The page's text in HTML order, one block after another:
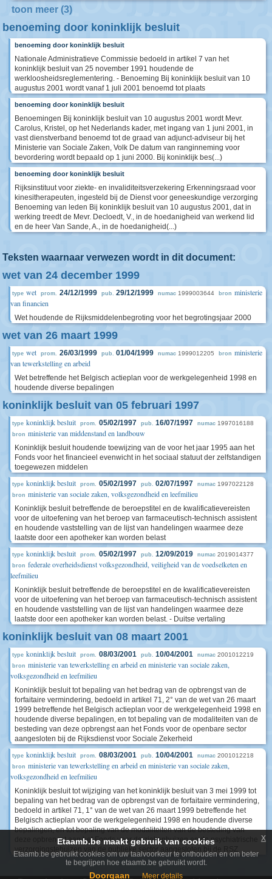
toon meer (3)
benoeming door koninklijk besluit
benoeming door koninklijk besluit
Nationale Administratieve Commissie bedoeld in artikel 7 van het
koninklijk besluit van 25 november 1991 houdende de
werkloosheidsreglementering. - Benoeming Bij koninklijk besluit van 10
augustus 2001 wordt vanaf 1 juli 2001 benoemd tot plaats
benoeming door koninklijk besluit
Benoemingen Bij koninklijk besluit van 10 augustus 2001 wordt Mevr.
Carolus, Kristel, op het Nederlands kader, met ingang van 1 juni 2001, in
vast dienstverband benoemd tot de graad van adjunct-adviseur bij het
Ministerie van Sociale Zaken, Volk De datum van ranginneming voor
bevordering wordt bepaald op 1 juni 2000. Bij koninklijk bes(...)
benoeming door koninklijk besluit
Rijksinstituut voor ziekte- en invaliditeitsverzekering Erkenningsraad voor
kinesitherapeuten, ingesteld bij de Dienst voor geneeskundige verzorging
Benoeming van leden Bij koninklijk besluit van 10 augustus 2001, dat in
werking treedt de Mevr. Decloedt, V., in de hoedanigheid van werkend lid
en de heer Van Sande, A., in de hoedanigheid(...)
Teksten waarnaar verwezen wordt in dit document:
wet van 24 december 1999
type wet prom. 24/12/1999 pub. 29/12/1999 numac 1999003644 bron ministerie
van financien
Wet houdende de Rijksmiddelenbegroting voor het begrotingsjaar 2000
wet van 26 maart 1999
type wet prom. 26/03/1999 pub. 01/04/1999 numac 1999012205 bron ministerie
van tewerkstelling en arbeid
Wet betreffende het Belgisch actieplan voor de werkgelegenheid 1998 en
houdende diverse bepalingen
koninklijk besluit van 05 februari 1997
type koninklijk besluit prom. 05/02/1997 pub. 16/07/1997 numac 1997016188
bron ministerie van middenstand en landbouw
Koninklijk besluit houdende toewijzing van de voor het jaar 1995 aan het
Fonds voor het financieel evenwicht in het sociaal statuut der zelfstandigen
toegewezen middelen
type koninklijk besluit prom. 05/02/1997 pub. 02/07/1997 numac 1997022128
bron ministerie van sociale zaken, volksgezondheid en leefmilieu
Koninklijk besluit betreffende de beroepstitel en de kwalificatievereisten
voor de uitoefening van het beroep van farmaceutisch-technisch assistent
en houdende vaststelling van de lijst van handelingen waarmee deze
laatste door een apotheker kan worden belast
type koninklijk besluit prom. 05/02/1997 pub. 12/09/2019 numac 2019014377
bron federale overheidsdienst volksgezondheid, veiligheid van de voedselketen en
leefmilieu
Koninklijk besluit betreffende de beroepstitel en de kwalificatievereisten
voor de uitoefening van het beroep van farmaceutisch-technisch assistent
en houdende vaststelling van de lijst van handelingen waarmee deze
laatste door een apotheker kan worden belast. - Duitse vertaling
koninklijk besluit van 08 maart 2001
type koninklijk besluit prom. 08/03/2001 pub. 10/04/2001 numac 2001012219
bron ministerie van tewerkstelling en arbeid en ministerie van sociale zaken,
volksgezondheid en leefmilieu
Koninklijk besluit tot bepaling van het bedrag van de opbrengst van de
forfaitaire vermindering, bedoeld in artikel 71, 2° van de wet van 26 maart
1999 betreffende het Belgisch actieplan voor de werkgelegenheid 1998 en
houdende diverse bepalingen, en tot bepaling van de modaliteiten van de
besteding van deze opbrengst aan het Fonds voor de openbare sector
aangesloten bij de Rijksdienst voor Sociale Zekerheid
type koninklijk besluit prom. 08/03/2001 pub. 10/04/2001 numac 2001012218
bron ministerie van tewerkstelling en arbeid en ministerie van sociale zaken,
volksgezondheid en leefmilieu
Koninklijk besluit tot wijziging van het koninklijk besluit van 3 mei 1999 tot
bepaling van het bedrag van de opbrengst van de forfaitaire vermindering,
bedoeld in artikel 71, 1° van de wet van 26 maart 1999 betreffende het
Belgisch actieplan voor de werkgelegenheid 1998 en houdende diverse
bepalingen, en tot bepaling van de modaliteiten van de besteding van
deze opbrengst aan het Fonds voor de ziekenhuizen en de psychiatrische
verzorgingstehuizen van de publieke sector aangesloten bij de RSZ
Etaamb.be maakt gebruik van cookies
Etaamb.be gebruikt cookies om uw taalvoorkeur te onthouden en om beter
te begrijpen hoe etaamb.be gebruikt wordt.
Doorgaan Meer details
x